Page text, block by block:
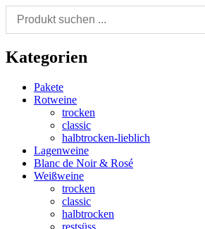
Kategorien
Pakete
Rotweine
trocken
classic
halbtrocken-lieblich
Lagenweine
Blanc de Noir & Rosé
Weißweine
trocken
classic
halbtrocken